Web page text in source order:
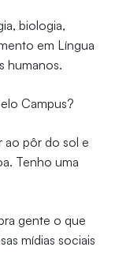
biologia,
em Língua
humanos.
Campus?
ao pôr do sol e
Tenho uma
gente o que
mídias sociais